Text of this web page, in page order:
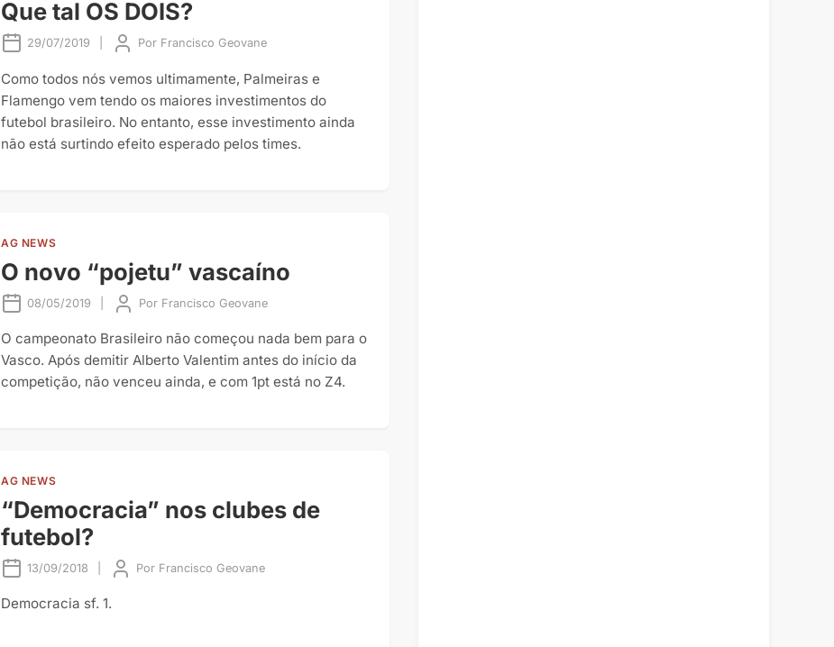
Que tal OS DOIS?
29/07/2019 Por Francisco Geovane
Como todos nós vemos ultimamente, Palmeiras e
Flamengo vem tendo os maiores investimentos do
futebol brasileiro. No entanto, esse investimento ainda
não está surtindo efeito esperado pelos times.
AG NEWS
O novo “pojetu” vascaíno
08/05/2019 Por Francisco Geovane
O campeonato Brasileiro não começou nada bem para o
Vasco. Após demitir Alberto Valentim antes do início da
competição, não venceu ainda, e com 1pt está no Z4.
AG NEWS
“Democracia” nos clubes de
futebol?
13/09/2018 Por Francisco Geovane
Democracia sf. 1.